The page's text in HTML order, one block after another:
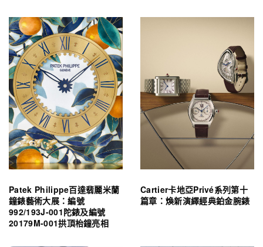
Patek Philippe百達翡麗米蘭
鐘錶藝術大展：編號
992/193J-001陀錶及編號
20179M-001拱頂枱鐘亮相
Cartier卡地亞Privé系列第十
篇章：煥新演繹經典鉑金腕錶